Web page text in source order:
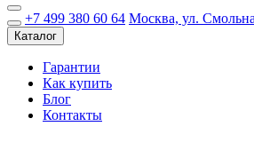
+7 499 380 60 64 Москва, ул.
Каталог
Гарантии
Как купить
Блог
Контакты